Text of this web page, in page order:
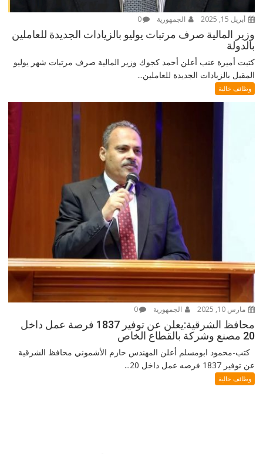
أبريل 15, 2025 الجمهورية 0
وزير المالية صرف مرتبات يوليو بالزيادات الجديدة للعاملين
بالدولة
كتبت أميرة عنب أعلن أحمد كجوك وزير المالية صرف مرتبات شهر يوليو
المقبل بالزيادات الجديدة للعاملين...
وظائف خالية
مارس 10, 2025 الجمهورية 0
محافظ الشرقية:يعلن عن توفير 1837 فرصة عمل داخل
20 مصنع وشركة بالقطاع الخاص
كتب-محمود ابومسلم أعلن المهندس حازم الأشموني محافظ الشرقية
عن توفير 1837 فرصه عمل داخل 20...
وظائف خالية